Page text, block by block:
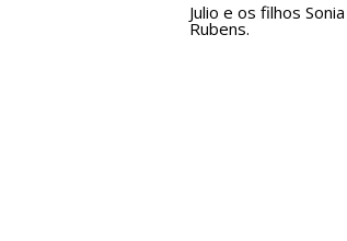
Julio e os filhos
Rubens.